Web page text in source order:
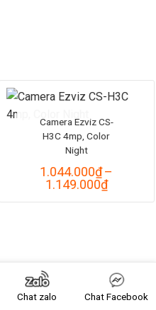
Camera Ezviz CS-
H3C 4mp, Color
Night
1.044.000₫–
1.149.000₫Khoảng
giá:
Chat zalo Chat Facebook